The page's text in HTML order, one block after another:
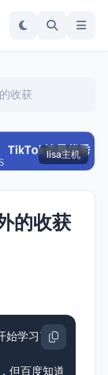
收获
lisa主机
的收获
始学习了一些SEO
但百度知道的审